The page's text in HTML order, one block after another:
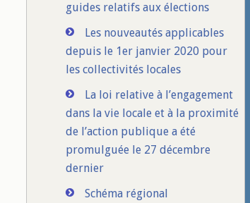
guides relatifs aux élections
Les nouveautés applicables
depuis le 1er janvier 2020 pour
les collectivités locales
La loi relative à l’engagement
dans la vie locale et à la proximité
de l’action publique a été
promulguée le 27 décembre
dernier
Schéma régional